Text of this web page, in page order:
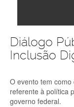
Diálogo
Inclusão
O evento tem
referente à política
governo federal.